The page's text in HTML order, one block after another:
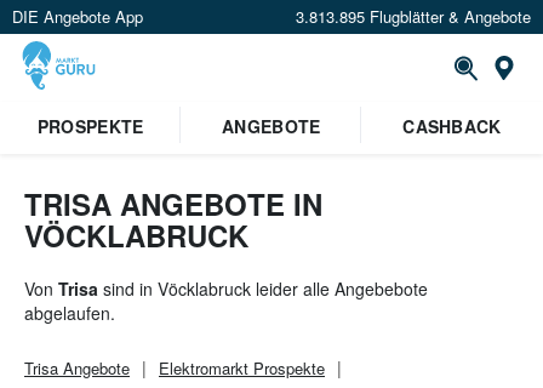
DIE Angebote App 3.813.895 Flugblätter & Angebote
PROSPEKTE
ANGEBOTE CASHBACK
TRISA ANGEBOTE IN
VÖCKLABRUCK
Von Trisa sind in Vöcklabruck leider alle Angebebote
abgelaufen.
Trisa Angebote Elektromarkt Prospekte